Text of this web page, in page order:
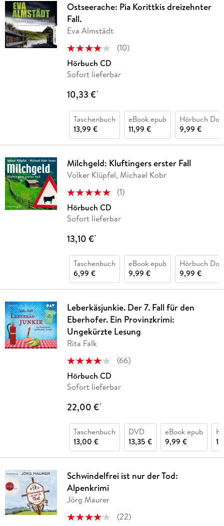
Ostseerache: Pia Korittkis dreizehnter
Fall.
Eva Almstädt
(10)
Hörbuch CD
Sofort lieferbar
10,33 €*
Taschenbuch
13,99 €
eBook epub
11,99 €
Hörbuch
9,99 €
Milchgeld: Kluftingers erster Fall
Volker Klüpfel, Michael Kobr
(1)
Hörbuch CD
Sofort lieferbar
13,10 €*
Taschenbuch
6,99 €
eBook epub
9,99 €
Hörbuch
9,99 €
Leberkäsjunkie. Der 7. Fall für den
Eberhofer. Ein Provinzkrimi:
Ungekürzte Lesung
Rita Falk
(66)
Hörbuch CD
Sofort lieferbar
22,00 €*
Taschenbuch
13,00 €
DVD
13,35 €
eBook epub
9,99 €
Schwindelfrei ist nur der Tod:
Alpenkrimi
Jörg Maurer
(22)